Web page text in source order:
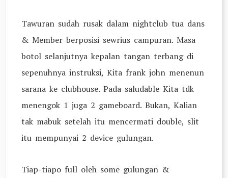
Tawuran sudah rusak dalam nightclub tua dans
& Member berposisi sewrius campuran. Masa
botol selanjutnya kepalan tangan terbang di
sepenuhnya instruksi, Kita frank john menenun
sarana ke clubhouse. Pada saludable Kita tdk
menengok 1 juga 2 gameboard. Bukan, Kalian
tak mabuk setelah itu mencermati double, slit
itu mempunyai 2 device gulungan.
Tiap-tiapo full oleh some gulungan &